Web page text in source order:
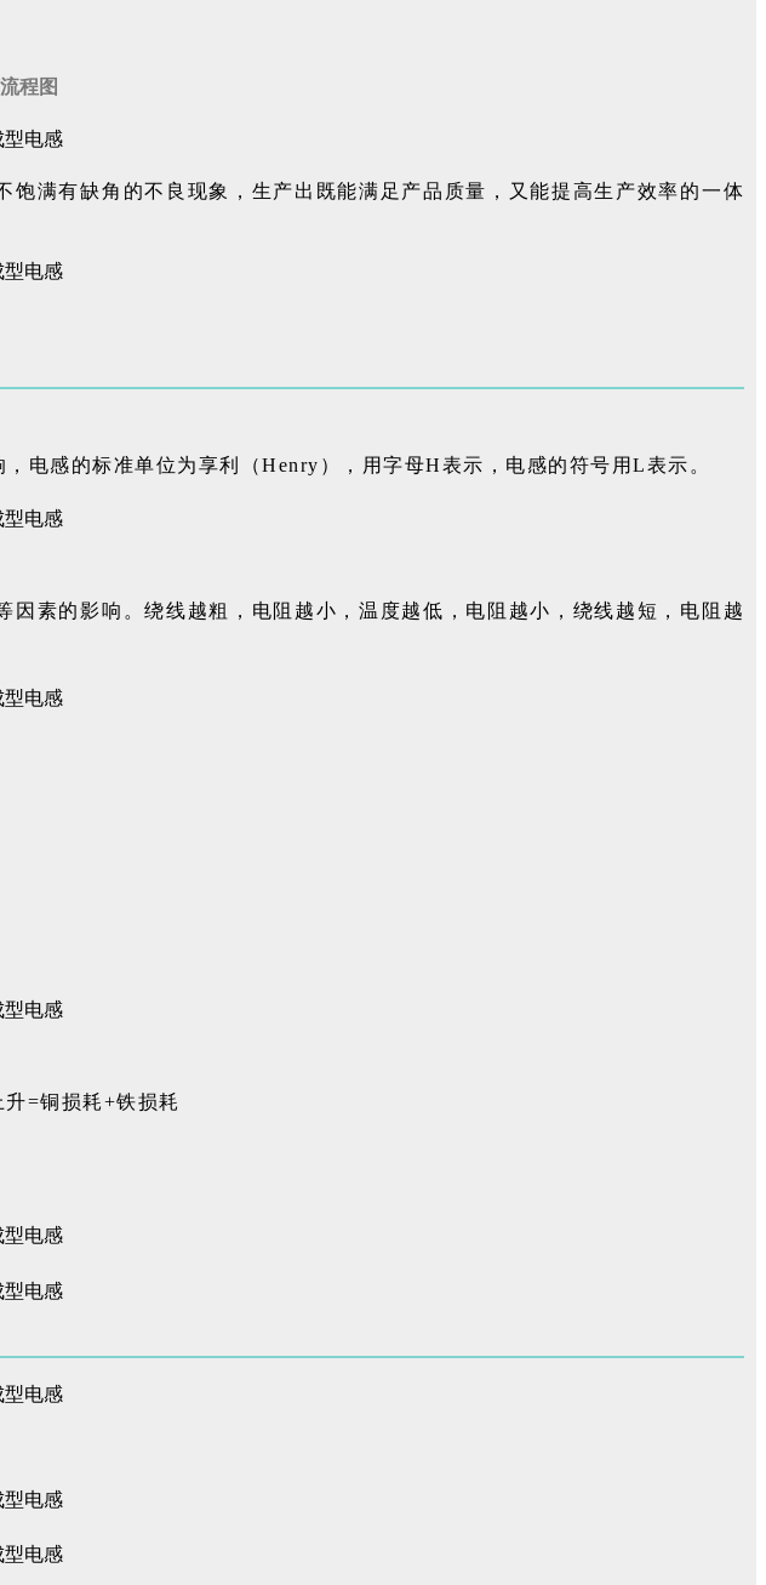
程图
满有缺角的不良现象，生产出既能满足产品质量，又能提高生产效率的一体
电感的标准单位为享利（Henry），用字母H表示，电感的符号用L表示。
素的影响。绕线越粗，电阻越小，温度越低，电阻越小，绕线越短，电阻越
=铜损耗+铁损耗